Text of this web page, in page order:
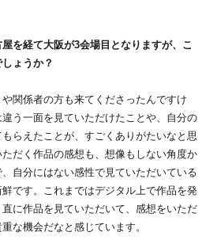
を経て⼤阪が3会場⽬となりますが、こ
ょうか？
関係者の方も来てくださったんですけ
う一面を見ていただけたことや、自分の
らえたことが、すごくありがたいなと思
だく作品の感想も、想像もしない角度か
自分にはない感性で見ていただいている
です。これまではデジタル上で作品を発
に作品を見ていただいて、感想をいただ
な機会だなと感じています。